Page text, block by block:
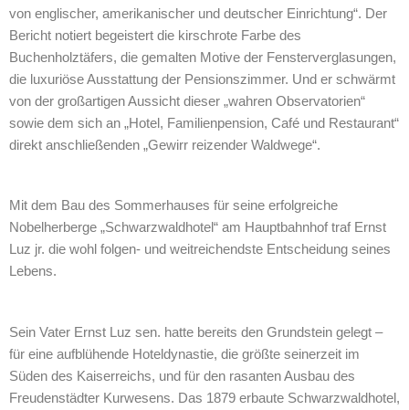
von englischer, amerikanischer und deutscher Einrichtung“. Der
Bericht notiert begeistert die kirschrote Farbe des
Buchenholztäfers, die gemalten Motive der Fensterverglasungen,
die luxuriöse Ausstattung der Pensionszimmer. Und er schwärmt
von der großartigen Aussicht dieser „wahren Observatorien“
sowie dem sich an „Hotel, Familienpension, Café und Restaurant“
direkt anschließenden „Gewirr reizender Waldwege“.
Mit dem Bau des Sommerhauses für seine erfolgreiche
Nobelherberge „Schwarzwaldhotel“ am Hauptbahnhof traf Ernst
Luz jr. die wohl folgen- und weitreichendste Entscheidung seines
Lebens.
Sein Vater Ernst Luz sen. hatte bereits den Grundstein gelegt –
für eine aufblühende Hoteldynastie, die größte seinerzeit im
Süden des Kaiserreichs, und für den rasanten Ausbau des
Freudenstädter Kurwesens. Das 1879 erbaute Schwarzwaldhotel,